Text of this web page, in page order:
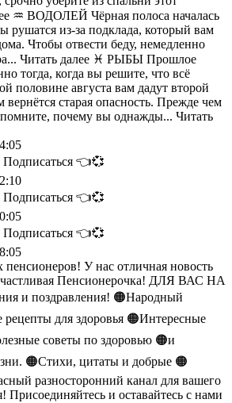
♒️ ВОДОЛЕЙ Чёрная полоса началась
рушатся из-за подклада, который вам
Чтобы отвести беду, немедленно
Читать далее ♓️ РЫБЫ Прошлое
тогда, когда вы решите, что всё
половине августа вам дадут второй
старая опасность. Прежде чем
почему вы однажды... Читать
👈💞
👈💞
👈💞
пенсионеров! У нас отличная новость
Пенсионерочка! ДЛЯ ВАС НА
и поздравления! 🟠Народный
для здоровья 🟠Интересные
советы по здоровью 🟠и
🟠Стихи, цитаты и добрые 🟠
разносторонний канал для вашего
Присоединяйтесь и оставайтесь с нами